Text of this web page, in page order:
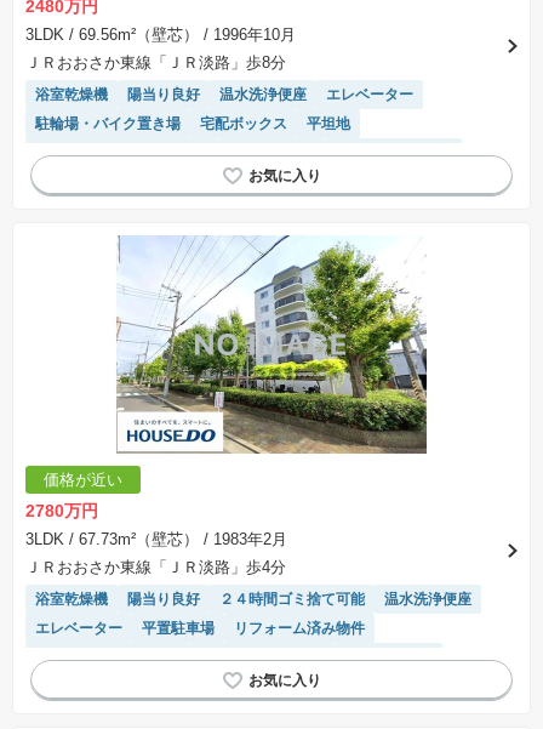
2480万円
3LDK / 69.56m²（壁芯）
/ 1996年10月
ＪＲおおさか東線「ＪＲ淡路」歩8分
浴室乾燥機 陽当り良好 温水洗浄便座
エレベーター
駐輪場・バイク置き場
宅配ボックス
平坦地
モニター付きインターホン
対面キッチン システムキッチン
価格が近い
2780万円
3LDK / 67.73m²（壁芯）
/ 1983年2月
ＪＲおおさか東線「ＪＲ淡路」歩4分
浴室乾燥機 陽当り良好 ２４時間ゴミ捨て可能
温水洗浄便座
エレベーター
平置駐車場
リフォーム済み物件
駐輪場・バイク置き場
駐車場(普通車)あり
対面キッチン
システムキッチン